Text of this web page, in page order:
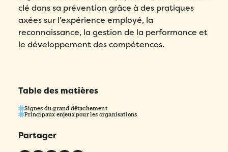
clé dans sa prévention grâce à des pratiques
axées sur l’expérience employé, la
reconnaissance, la gestion de la performance et
le développement des compétences.
Table des matières
Signes du grand détachement
Principaux enjeux pour les organisations
Partager
Compagnie *
égal à
Nom *
Quel produit Folks vous intéresse le plus?
Nom *
Compagnie *